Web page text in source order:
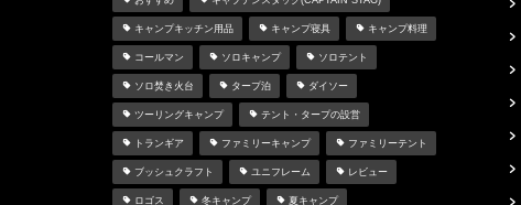
キャンプキッチン用品 キャンプ寝具 キャンプ料理
コールマン ソロキャンプ ソロテント
ソロ焚き火台 タープ泊 ダイソー
ツーリングキャンプ テント・タープの設営
トランギア ファミリーキャンプ ファミリーテント
ブッシュクラフト ユニフレーム レビュー
ロゴス 冬キャンプ 夏キャンプ